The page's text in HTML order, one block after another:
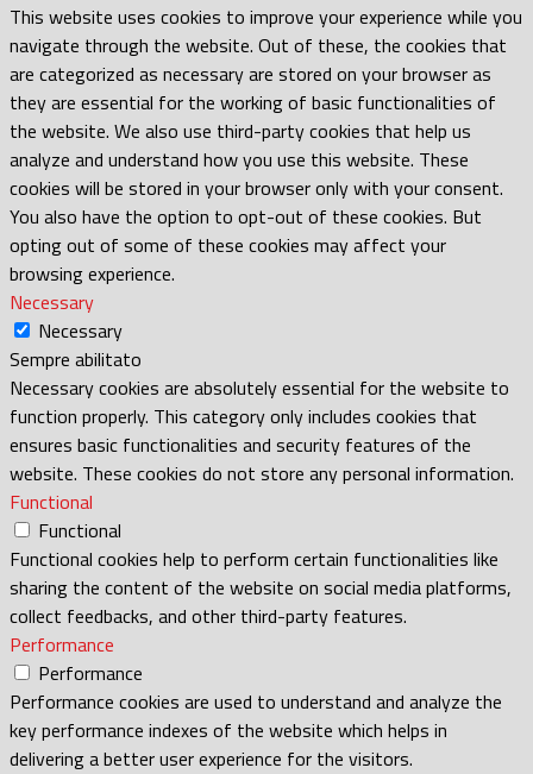
This website uses cookies to improve your experience while you
navigate through the website. Out of these, the cookies that
are categorized as necessary are stored on your browser as
they are essential for the working of basic functionalities of
the website. We also use third-party cookies that help us
analyze and understand how you use this website. These
cookies will be stored in your browser only with your consent.
You also have the option to opt-out of these cookies. But
opting out of some of these cookies may affect your
browsing experience.
Necessary
Necessary
Sempre abilitato
Necessary cookies are absolutely essential for the website to
function properly. This category only includes cookies that
ensures basic functionalities and security features of the
website. These cookies do not store any personal information.
Functional
Functional
Functional cookies help to perform certain functionalities like
sharing the content of the website on social media platforms,
collect feedbacks, and other third-party features.
Performance
Performance
Performance cookies are used to understand and analyze the
key performance indexes of the website which helps in
delivering a better user experience for the visitors.